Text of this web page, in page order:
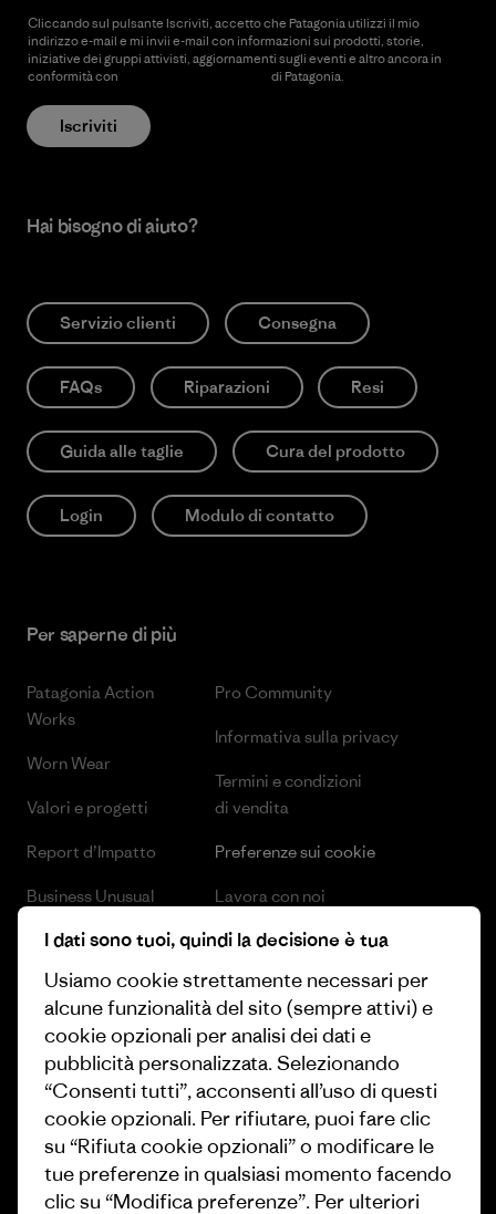
Cliccando sul pulsante Iscriviti, accetto che Patagonia utilizzi il mio
indirizzo e-mail e mi invii e-mail con informazioni sui prodotti, storie,
iniziative dei gruppi attivisti, aggiornamenti sugli eventi e altro ancora in
conformità con
di Patagonia.
Iscriviti
Hai bisogno di aiuto?
Servizio clienti Consegna
FAQs Riparazioni Resi
Guida alle taglie Cura del prodotto
Login Modulo di contatto
Per saperne di più
Patagonia Action
Works
Worn Wear
Valori e progetti
Report d’Impatto
Business Unusual
Obiettivi climatici
1% For The Planet
Come finanziamo
Buoni regalo
Trova un negozio
Pro Community
Informativa sulla privacy
Termini e condizioni
di vendita
Preferenze sui cookie
Lavora con noi
Stampa e media
Industry program
Programma di affiliazione
Patagonia Svizzera Mappa del
sito
I dati sono tuoi, quindi la decisione è tua
Usiamo cookie strettamente necessari per
alcune funzionalità del sito (sempre attivi) e
cookie opzionali per analisi dei dati e
pubblicità personalizzata. Selezionando
“Consenti tutti”, acconsenti all’uso di questi
cookie opzionali. Per rifiutare, puoi fare clic
su “Rifiuta cookie opzionali” o modificare le
tue preferenze in qualsiasi momento facendo
clic su “Modifica preferenze”. Per ulteriori